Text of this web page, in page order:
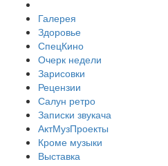
Галерея
Здоровье
СпецКино
Очерк недели
Зарисовки
Рецензии
Салун ретро
Записки звукача
АктМузПроекты
Кроме музыки
Выставка